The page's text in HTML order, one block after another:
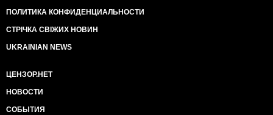
ПОЛИТИКА КОНФИДЕНЦИАЛЬНОСТИ
СТРІЧКА СВІЖИХ НОВИН
UKRAINIAN NEWS
ЦЕНЗОР.НЕТ
НОВОСТИ
СОБЫТИЯ